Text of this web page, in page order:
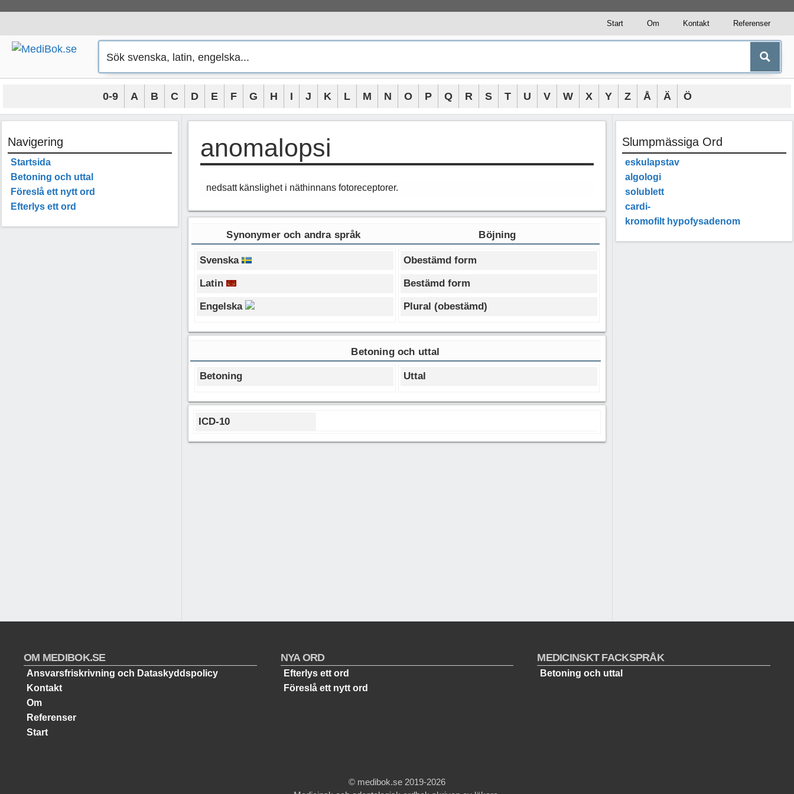
innehåll
Start Om Kontakt Referenser
0-9 A B C D E F G H I J K L M N O P Q R S T U V W X Y Z Å Ä Ö
anomalopsi
nedsatt känslighet i näthinnans fotoreceptorer.
Synonymer och andra språk Böjning
Svenska
Latin
Engelska
Obestämd form
Bestämd form
Plural (obestämd)
Betoning och uttal
Betoning Uttal
ICD-10
Navigering
Startsida
Betoning och uttal
Föreslå ett nytt ord
Efterlys ett ord
Slumpmässiga Ord
eskulapstav
algologi
solublett
cardi-
kromofilt hypofysadenom
OM MEDIBOK.SE
Ansvarsfriskrivning och Dataskyddspolicy
Kontakt
Om
Referenser
Start
NYA ORD
Efterlys ett ord
Föreslå ett nytt ord
MEDICINSKT FACKSPRÅK
Betoning och uttal
© medibok.se 2019-2026